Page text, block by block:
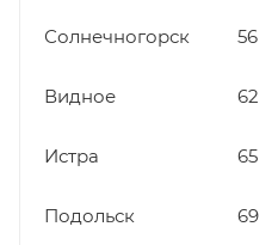
Солнечногорск 56
Видное 62
Истра 65
Подольск 69